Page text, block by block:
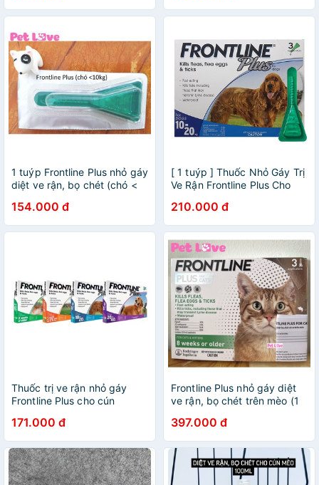
1 tuýp Frontline Plus nhỏ gáy
diệt ve rận, bọ chét (chó <
154.000 đ
[ 1 tuýp ] Thuốc Nhỏ Gáy Trị
Ve Rận Frontline Plus Cho
210.000 đ
Thuốc trị ve rận nhỏ gáy
Frontline Plus cho cún
171.000 đ
Frontline Plus nhỏ gáy diệt
ve rận, bọ chét trên mèo (1
397.000 đ